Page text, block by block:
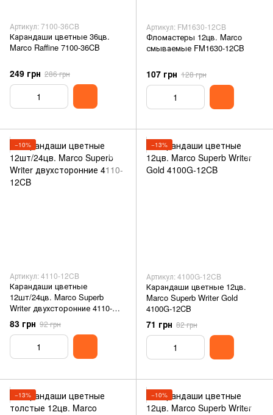
Артикул: 7100-36CB
Карандаши цветные 36цв.
Marco Raffine 7100-36CB
249 грн 286 грн
Артикул: FM1630-12CB
Фломастеры 12цв. Marco
смываемые FM1630-12CB
107 грн 128 грн
−10%
Артикул: 4110-12CB
Карандаши цветные
12шт/24цв. Marco Superb
Writer двухсторонние 4110-
12CB
83 грн 92 грн
−13%
Артикул: 4100G-12CB
Карандаши цветные 12цв.
Marco Superb Writer Gold
4100G-12CB
71 грн 82 грн
−13% −10%